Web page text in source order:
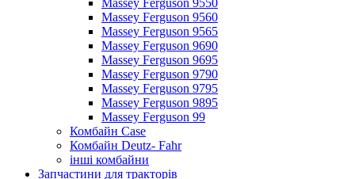
Massey Ferguson 9550
Massey Ferguson 9560
Massey Ferguson 9565
Massey Ferguson 9690
Massey Ferguson 9695
Massey Ferguson 9790
Massey Ferguson 9795
Massey Ferguson 9895
Massey Ferguson 99
Комбайн Case
Комбайн Deutz- Fahr
інші комбайни
Запчастини для тракторів